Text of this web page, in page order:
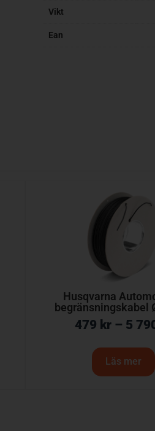
Vikt
Ean
Husqvarna
begränsningskabel
479 kr – 5
Läs mer